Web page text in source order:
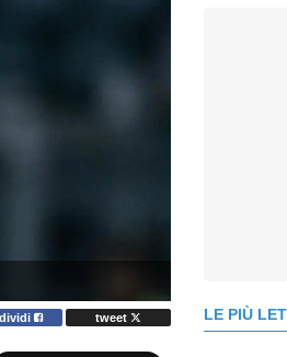
tweet LE PIÙ